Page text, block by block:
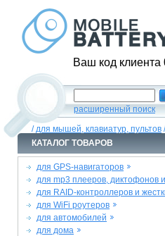
Ваш код клиента
расширенный поиск
/для мышей, клавиатур, пультов
КАТАЛОГ ТОВАРОВ
для GPS-навигаторов
для mp3 плееров, диктофонов
для RAID-контроллеров и
для WiFi роутеров
для автомобилей
для дома